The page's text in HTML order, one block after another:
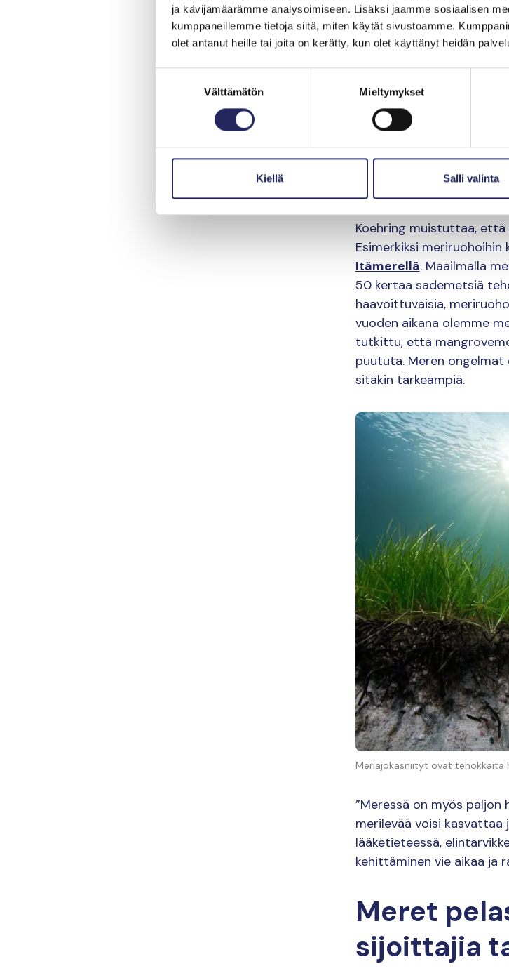
ja kävijämäärämme analysoimiseen. Lisäksi jaamme sosiaalisen
kumppaneillemme tietoja siitä, miten käytät sivustoamme.
olet antanut heille tai joita on kerätty, kun olet käyttänyt heidän
Välttämätön Mieltymykset
Kiellä Salli valinta
Meren
Rehevöityminen on
uhka? Koehring
myös elinkeinojen
läheisyydessä elää 37
prosenttia
Koehring muistuttaa,
Esimerkiksi meriruohoihin
Itämerellä. Maailmalla
50 kertaa sademetsiä
haavoittuvaisia,
vuoden aikana olemme
tutkittu, että
puututa. Meren
sitäkin tärkeämpiä.
Meriajokasniityt ovat tehokkaita
”Meressä on myös
merilevää voisi
lääketieteessä,
kehittäminen vie aikaa ja
Meret
sijoittajia